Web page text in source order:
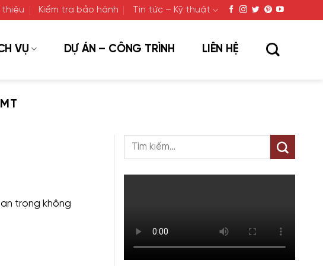
thiệu Kiểm tra bảo hành Tin tức – Kỹ thuật
VỤ DỰ ÁN – CÔNG TRÌNH LIÊN HỆ
trọng không